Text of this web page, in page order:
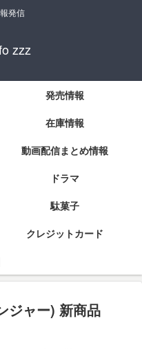
発信
zzz
発売情報
在庫情報
動画配信まとめ情報
ドラマ
駄菓子
クレジットカード
ジャー) 新商品